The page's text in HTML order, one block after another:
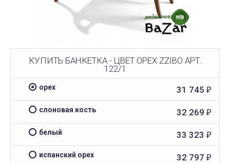
КУПИТЬ БАНКЕТКА - ЦВЕТ ОРЕХ ZZIBO АРТ.
122/1
орех 31 745 ₽
слоновая кость 32 269 ₽
белый 33 323 ₽
испанский орех 32 797 ₽